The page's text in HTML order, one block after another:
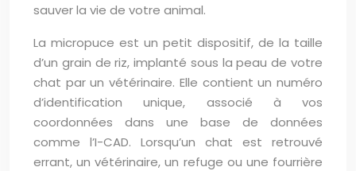
sauver la vie de votre animal.
La micropuce est un petit dispositif, de la taille
d’un grain de riz, implanté sous la peau de votre
chat par un vétérinaire. Elle contient un numéro
d’identification unique, associé à vos
coordonnées dans une base de données
comme l’I-CAD. Lorsqu’un chat est retrouvé
errant, un vétérinaire, un refuge ou une fourrière